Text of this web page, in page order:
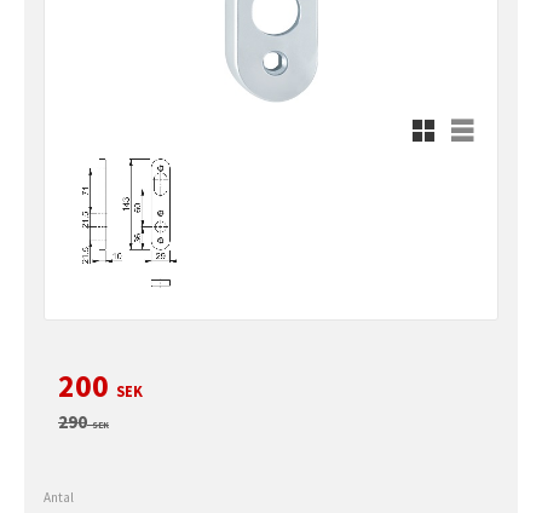
Rutnätsvy
Listvy
Nedsatt pris:
200 SEK
Ordinarie pris:
290SEK
Antal